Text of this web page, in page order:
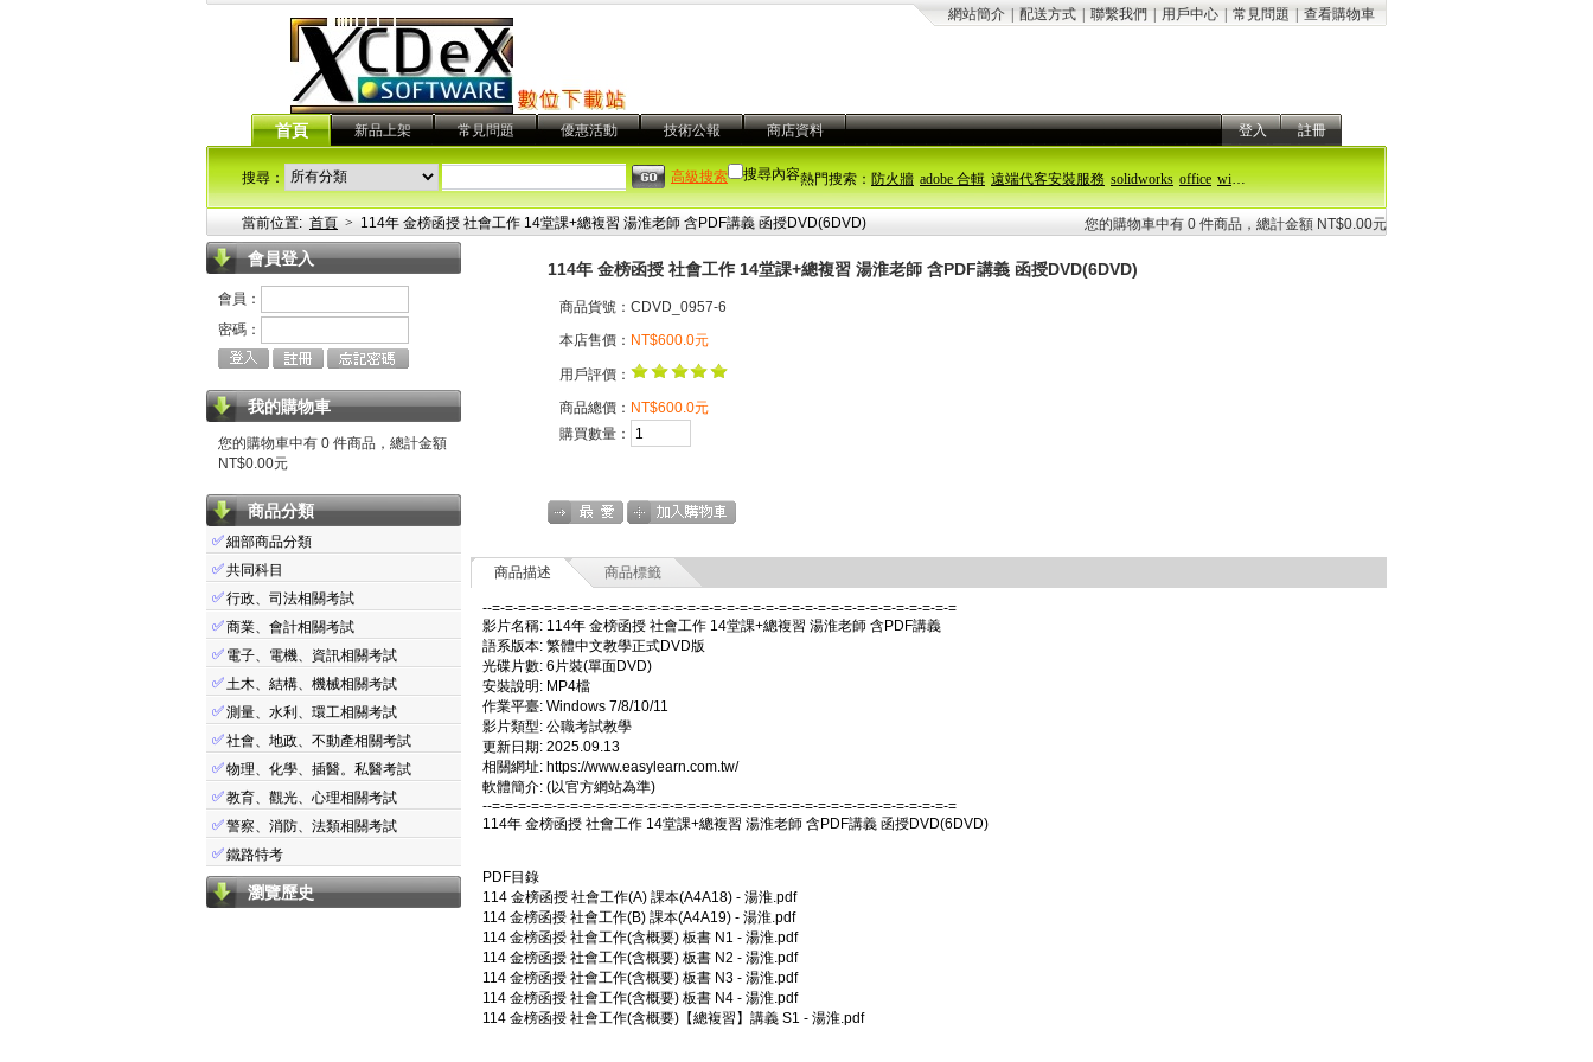
網站簡介 配送方式 聯繫我們 用戶中心 常見問題 查看購物車
首頁 新品上架 常見問題 優惠活動 技術公報 商店資料 登入 註冊
熱門搜索：防火牆 adobe 合輯 遠端代客安裝服務 solidworks office windows 11
搜尋： 搜尋內容
高級搜索
當前位置: 首頁 > 114年 金榜函授 社會工作 14堂課+總複習 湯淮老師 含PDF講義 函授DVD(6DVD) 您的購物車中有 0 件商品，總計金額 NT$0.00元
會員登入
會員：
密碼：
我的購物車
您的購物車中有 0 件商品，總計金額
NT$0.00元
商品分類
✅細部商品分類
✅共同科目
✅行政、司法相關考試
✅商業、會計相關考試
✅ 電子、電機、資訊相關考試
✅土木、結構、機械相關考試
✅測量、水利、環工相關考試
✅社會、地政、不動產相關考試
✅物理、化學、插醫。私醫考試
✅教育、觀光、心理相關考試
✅警察、消防、法類相關考試
✅鐵路特考
瀏覽歷史
114年 金榜函授 社會工作 14堂課+總複習 湯淮老師 含PDF講義 函授DVD(6DVD)
商品貨號：CDVD_0957-6
本店售價： NT$600.0元
用戶評價：
商品總價： NT$600.0元
購買數量：
商品描述 商品標籤
--=-=-=-=-=-=-=-=-=-=-=-=-=-=-=-=-=-=-=-=-=-=-=-=-=-=-=-=-=-=-=-=-=-=-=-=
影片名稱: 114年 金榜函授 社會工作 14堂課+總複習 湯淮老師 含PDF講義
語系版本: 繁體中文教學正式DVD版
光碟片數: 6片裝(單面DVD)
安裝說明: MP4檔
作業平臺: Windows 7/8/10/11
影片類型: 公職考試教學
更新日期: 2025.09.13
相關網址: https://www.easylearn.com.tw/
軟體簡介: (以官方網站為準)
--=-=-=-=-=-=-=-=-=-=-=-=-=-=-=-=-=-=-=-=-=-=-=-=-=-=-=-=-=-=-=-=-=-=-=-=
114年 金榜函授 社會工作 14堂課+總複習 湯淮老師 含PDF講義 函授DVD(6DVD)
PDF目錄
114 金榜函授 社會工作(A) 課本(A4A18) - 湯淮.pdf
114 金榜函授 社會工作(B) 課本(A4A19) - 湯淮.pdf
114 金榜函授 社會工作(含概要) 板書 N1 - 湯淮.pdf
114 金榜函授 社會工作(含概要) 板書 N2 - 湯淮.pdf
114 金榜函授 社會工作(含概要) 板書 N3 - 湯淮.pdf
114 金榜函授 社會工作(含概要) 板書 N4 - 湯淮.pdf
114 金榜函授 社會工作(含概要)【總複習】講義 S1 - 湯淮.pdf